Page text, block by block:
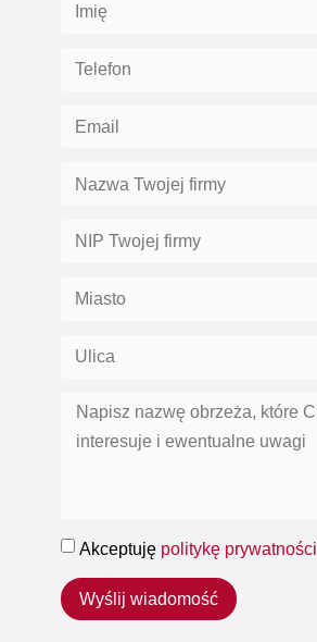
Akceptuję politykę prywatności
Wyślij wiadomość